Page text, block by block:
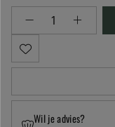
Wil je advies?